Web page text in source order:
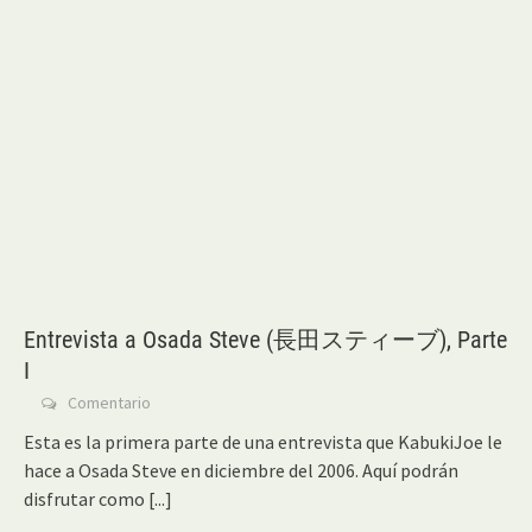
Entrevista a Osada Steve (長田スティーブ), Parte
I
Comentario
Esta es la primera parte de una entrevista que KabukiJoe le
hace a Osada Steve en diciembre del 2006. Aquí podrán
disfrutar como [...]